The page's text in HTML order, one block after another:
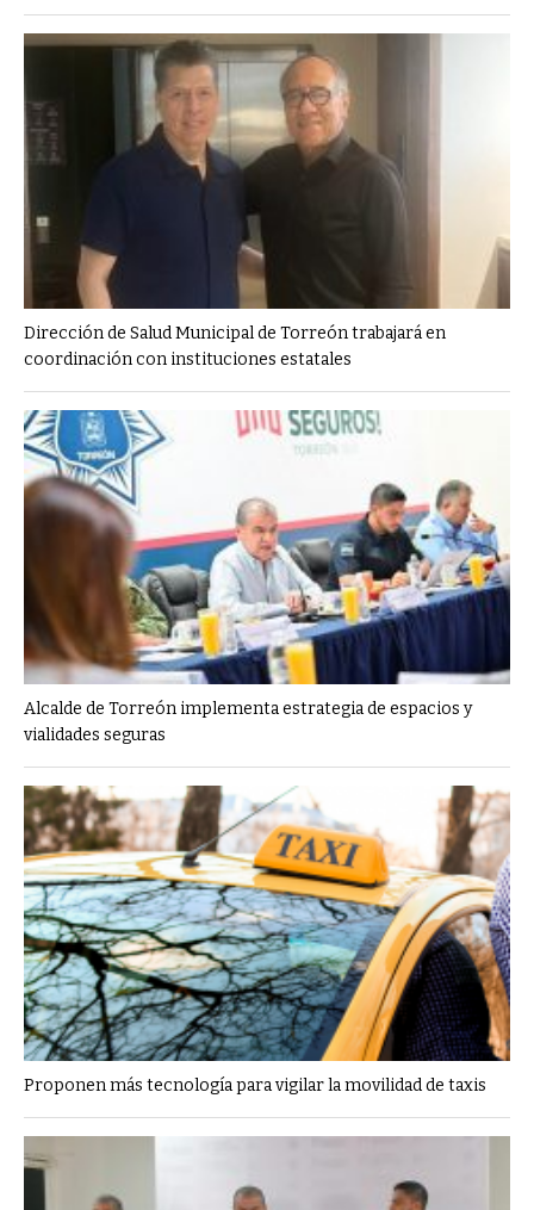
Dirección de Salud Municipal de Torreón trabajará en
coordinación con instituciones estatales
Alcalde de Torreón implementa estrategia de espacios y
vialidades seguras
Proponen más tecnología para vigilar la movilidad de taxis